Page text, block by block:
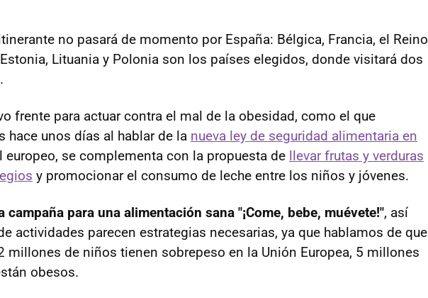
no pasará de momento por España: Bélgica, Francia, el Reino
Lituania y Polonia son los países elegidos, donde visitará dos
frente para actuar contra el mal de la obesidad, como el que
hace unos días al hablar de la nueva ley de seguridad alimentaria en
europeo, se complementa con la propuesta de llevar frutas y verduras
y promocionar el consumo de leche entre los niños y jóvenes.
campaña para una alimentación sana "¡Come, bebe, muévete!", así
actividades parecen estrategias necesarias, ya que hablamos de que
millones de niños tienen sobrepeso en la Unión Europea, 5 millones
obesos.